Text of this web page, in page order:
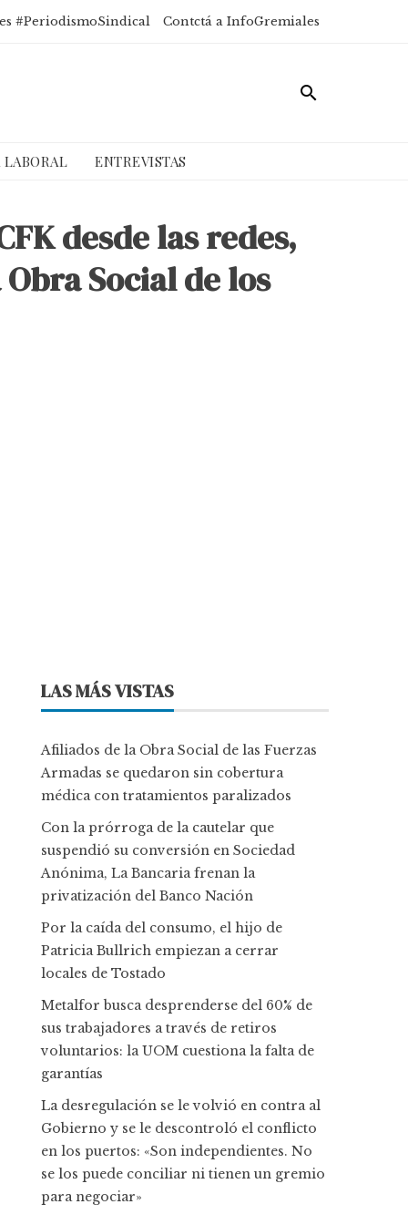
#PeriodismoSindical Contctá a InfoGremiales
LABORAL ENTREVISTAS
desde las redes,
Social de los
LAS MÁS VISTAS
Afiliados de la Obra Social de las Fuerzas
Armadas se quedaron sin cobertura
médica con tratamientos paralizados
Con la prórroga de la cautelar que
suspendió su conversión en Sociedad
Anónima, La Bancaria frenan la
privatización del Banco Nación
Por la caída del consumo, el hijo de
Patricia Bullrich empiezan a cerrar
locales de Tostado
Metalfor busca desprenderse del 60% de
sus trabajadores a través de retiros
voluntarios: la UOM cuestiona la falta de
garantías
La desregulación se le volvió en contra al
Gobierno y se le descontroló el conflicto
en los puertos: «Son independientes. No
se los puede conciliar ni tienen un gremio
para negociar»